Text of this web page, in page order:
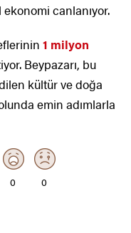
canlanıyor.
1 milyon
Beypazarı, bu
kültür ve doğa
emin adımlarla
0 0